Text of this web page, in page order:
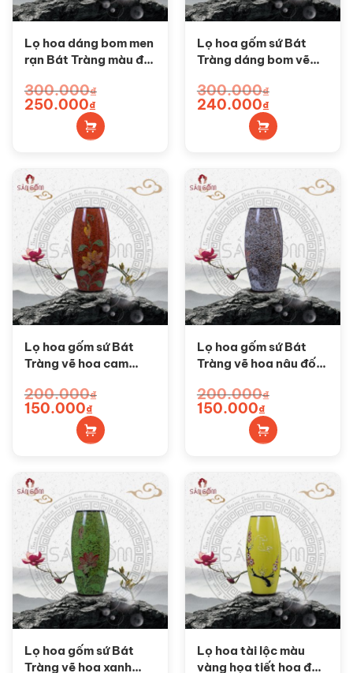
Lọ hoa dáng bom men
rạn Bát Tràng màu đỏ
300.000₫
Giá
gốc
300.000₫.
250.000₫Giá
hiện
tại
là:
250.000₫.
Lọ hoa gốm sứ Bát
Tràng dáng bom vẽ
300.000₫
Giá
gốc
300.000₫.
240.000₫Giá
hiện
tại
là:
240.000₫.
Lọ hoa gốm sứ Bát
Tràng vẽ hoa cam
BH60
200.000₫
Giá
gốc
200.000₫.
150.000₫Giá
hiện
tại
là:
150.000₫.
Lọ hoa gốm sứ Bát
Tràng vẽ hoa nâu đốm
200.000₫
Giá
gốc
200.000₫.
150.000₫Giá
hiện
tại
là:
150.000₫.
Lọ hoa gốm sứ Bát
Tràng vẽ hoa xanh
Lọ hoa tài lộc màu
vàng họa tiết hoa đào